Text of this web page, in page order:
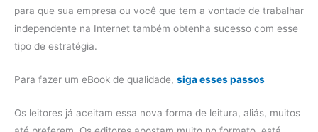
para que sua empresa ou você que tem a vontade de trabalhar
independente na Internet também obtenha sucesso com esse
tipo de estratégia.
Para fazer um eBook de qualidade, siga esses passos
Os leitores já aceitam essa nova forma de leitura, aliás, muitos